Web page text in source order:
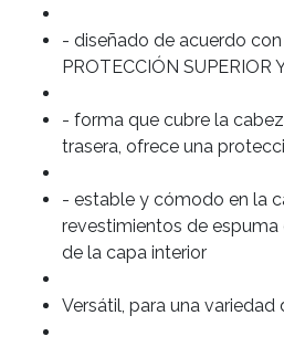
- diseñado de acuerdo
PROTECCIÓN
- forma que cubre la
trasera, ofrece una
- estable y cómodo en la
revestimientos de
de la capa interior
Versátil, para una variedad